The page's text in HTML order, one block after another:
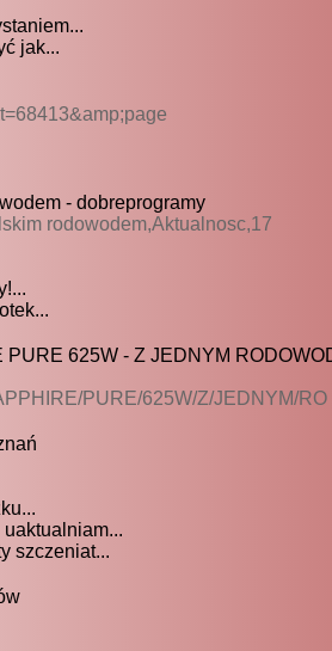
jak...
- dobreprogramy
rodowodem,Aktualnosc,17
625W - Z JEDNYM
PURE/625W/Z/JEDNYM/RO
szczeniat...